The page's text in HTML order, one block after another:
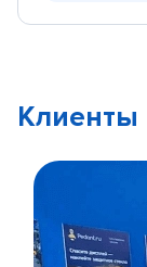
Клиенты